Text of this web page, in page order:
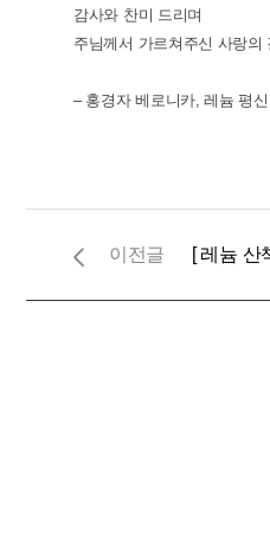
감사와 찬미 드리며
주님께서 가르쳐주신 사랑의
– 홍경자 베로니카, 레늄 평
[ 레늄 산